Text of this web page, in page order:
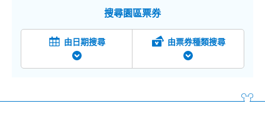
搜尋園區票券
由日期搜尋 由票券種類搜尋